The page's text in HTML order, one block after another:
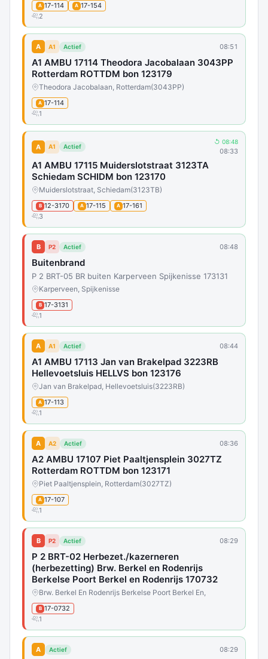
A 17-114 A 17-154
2
A A1 Actief 08:51
A1 AMBU 17114 Theodora Jacobalaan 3043PP
Rotterdam ROTTDM bon 123179
Theodora Jacobalaan, Rotterdam(3043PP)
A 17-114
1
A A1 Actief
↺ 08:48
08:33
A1 AMBU 17115 Muiderslotstraat 3123TA
Schiedam SCHIDM bon 123170
Muiderslotstraat, Schiedam(3123TB)
B 12-3170 A 17-115 A 17-161
3
B P2 Actief 08:48
Buitenbrand
P 2 BRT-05 BR buiten Karperveen Spijkenisse 173131
Karperveen, Spijkenisse
B 17-3131
1
A A1 Actief 08:44
A1 AMBU 17113 Jan van Brakelpad 3223RB
Hellevoetsluis HELLVS bon 123176
Jan van Brakelpad, Hellevoetsluis(3223RB)
A 17-113
1
A A2 Actief 08:36
A2 AMBU 17107 Piet Paaltjensplein 3027TZ
Rotterdam ROTTDM bon 123171
Piet Paaltjensplein, Rotterdam(3027TZ)
A 17-107
1
B P2 Actief 08:29
P 2 BRT-02 Herbezet./kazerneren
(herbezetting) Brw. Berkel en Rodenrijs
Berkelse Poort Berkel en Rodenrijs 170732
Brw. Berkel En Rodenrijs Berkelse Poort Berkel En,
B 17-0732
1
A Actief 08:29